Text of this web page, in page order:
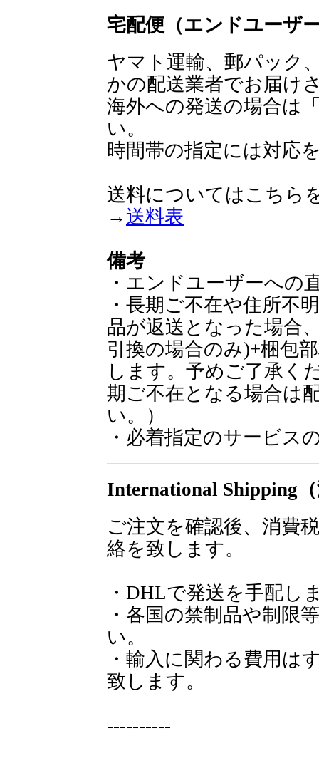
宅配便（エンドユーザ
ヤマト運輸、郵パック
かの配送業者でお届け
海外への発送の場合は
い。
時間帯の指定には対応
送料についてはこちら
→送料表
備考
・エンドユーザーへの
・長期ご不在や住所不
品が返送となった場合
引換の場合のみ)+梱包
します。予めご了承く
期ご不在となる場合は
い。）
・必着指定のサービス
International Shipping
ご注文を確認後、消費
絡を致します。
・DHLで発送を手配し
・各国の禁制品や制限
い。
・輸入に関わる費用は
致します。
----------